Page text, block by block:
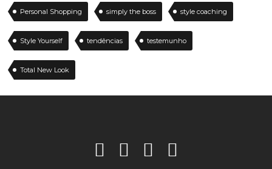
Personal Shopping simply the boss style coaching
Style Yourself tendências testemunho
Total New Look